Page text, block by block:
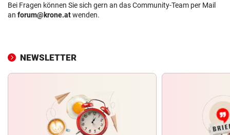
Bei Fragen können Sie sich gern an das Community-Team per Mail
an forum@krone.atwenden.
NEWSLETTER